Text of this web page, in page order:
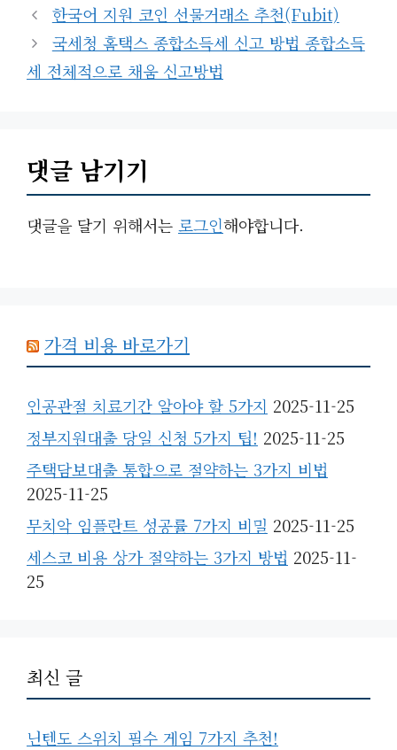
테
고
리
한국어 지원 코인 선물거래소 추천(Fubit)
국세청 홈택스 종합소득세 신고 방법 종합소득
세 전체적으로 채움 신고방법
댓글 남기기
댓글을 달기 위해서는 로그인해야합니다.
가격 비용 바로가기
인공관절 치료기간 알아야 할 5가지 2025-11-25
정부지원대출 당일 신청 5가지 팁! 2025-11-25
주택담보대출 통합으로 절약하는 3가지 비법
2025-11-25
무치악 임플란트 성공률 7가지 비밀 2025-11-25
세스코 비용 상가 절약하는 3가지 방법 2025-11-
25
최신 글
닌텐도 스위치 필수 게임 7가지 추천!